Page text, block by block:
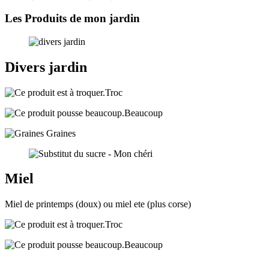
Les Produits de mon jardin
Divers jardin
Troc
Beaucoup
Graines
Miel
Miel de printemps (doux) ou miel ete (plus corse)
Troc
Beaucoup